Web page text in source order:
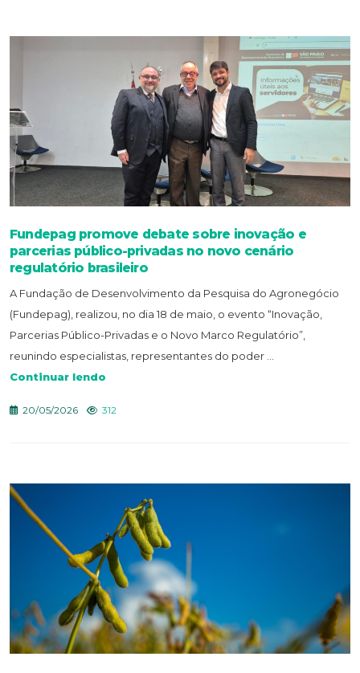
Fundepag promove debate sobre inovação e
parcerias público-privadas no novo cenário
regulatório brasileiro
A Fundação de Desenvolvimento da Pesquisa do Agronegócio
(Fundepag), realizou, no dia 18 de maio, o evento “Inovação,
Parcerias Público-Privadas e o Novo Marco Regulatório”,
reunindo especialistas, representantes do poder ...
Continuar lendo
20/05/2026 312